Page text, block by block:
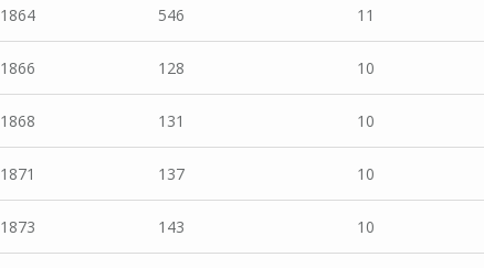
1864 546 11
1866 128 10
1868 131 10
1871 137 10
1873 143 10